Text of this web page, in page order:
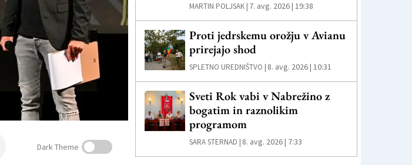
Dark Theme
MARTIN POLJSAK | 7. avg. 2026 | 19:38
Proti jedrskemu orožju v Avianu
prirejajo shod
SPLETNO UREDNIŠTVO | 8. avg. 2026 | 10:31
Sveti Rok vabi v Nabrežino z
bogatim in raznolikim
programom
SARA STERNAD | 8. avg. 2026 | 7:33